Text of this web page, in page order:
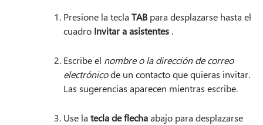
Presione la tecla TAB para desplazarse hasta el
cuadro Invitar a asistentes .
Escribe el nombre o la dirección de correo
electrónicode un contacto que quieras invitar.
Las sugerencias aparecen mientras escribe.
Use la tecla de flechaabajo para desplazarse